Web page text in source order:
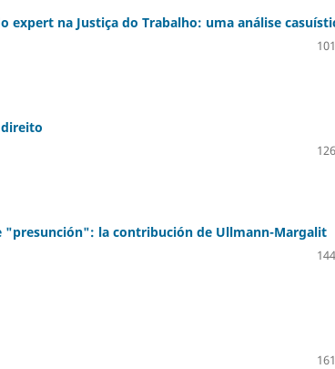
expert na Justiça do Trabalho: uma análise
"presunción": la contribución de Ullmann-Margalit